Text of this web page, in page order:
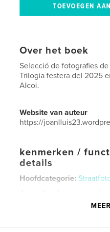
Over het boek
Selecció de fotografies
Trilogia festera del 2025
Alcoi.
Website van auteur
https://
kenmerken /
details
Hoofdcategorie:
20×25 cm